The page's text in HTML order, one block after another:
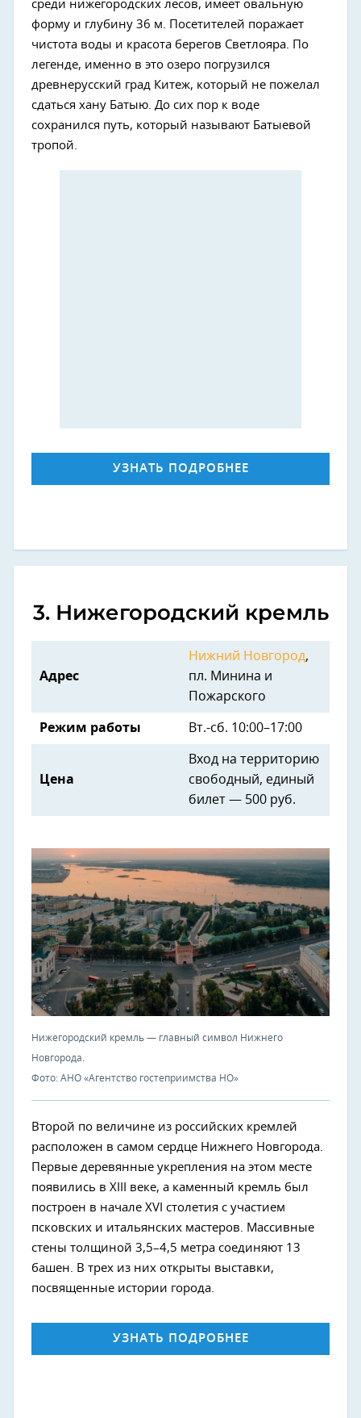
среди нижегородских лесов, имеет овальную
форму и глубину 36 м. Посетителей поражает
чистота воды и красота берегов Светлояра. По
легенде, именно в это озеро погрузился
древнерусский град Китеж, который не пожелал
сдаться хану Батыю. До сих пор к воде
сохранился путь, который называют Батыевой
тропой.
УЗНАТЬ ПОДРОБНЕЕ
3. Нижегородский кремль
Адрес
Нижний Новгород,
пл. Минина и
Пожарского
Режим работы Вт.-сб. 10:00–17:00
Цена
Вход на территорию
свободный, единый
билет — 500 руб.
Нижегородский кремль — главный символ Нижнего
Новгорода.
Фото: АНО «Агентство гостеприимства НО»
Второй по величине из российских кремлей
расположен в самом сердце Нижнего Новгорода.
Первые деревянные укрепления на этом месте
появились в XIII веке, а каменный кремль был
построен в начале XVI столетия с участием
псковских и итальянских мастеров. Массивные
стены толщиной 3,5–4,5 метра соединяют 13
башен. В трех из них открыты выставки,
посвященные истории города.
УЗНАТЬ ПОДРОБНЕЕ